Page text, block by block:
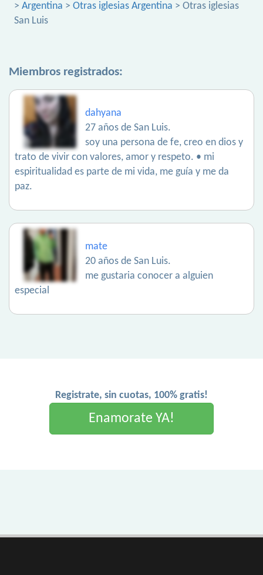
> Argentina > Otras iglesias Argentina > Otras iglesias
San Luis
Miembros registrados:
dahyana
27 años de San Luis.
soy una persona de fe, creo en dios y
trato de vivir con valores, amor y respeto. • mi
espiritualidad es parte de mi vida, me guía y me da
paz.
mate
20 años de San Luis.
me gustaria conocer a alguien
especial
Registrate, sin cuotas, 100% gratis!
Enamorate YA!